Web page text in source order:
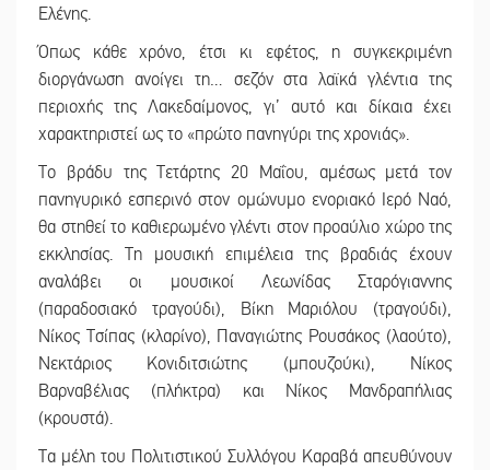
Ελένης.
Όπως κάθε χρόνο, έτσι κι εφέτος, η συγκεκριμένη
διοργάνωση ανοίγει τη… σεζόν στα λαϊκά γλέντια της
περιοχής της Λακεδαίμονος, γι’ αυτό και δίκαια έχει
χαρακτηριστεί ως το «πρώτο πανηγύρι της χρονιάς».
Το βράδυ της Τετάρτης 20 Μαΐου, αμέσως μετά τον
πανηγυρικό εσπερινό στον ομώνυμο ενοριακό Ιερό Ναό,
θα στηθεί το καθιερωμένο γλέντι στον προαύλιο χώρο της
εκκλησίας. Τη μουσική επιμέλεια της βραδιάς έχουν
αναλάβει οι μουσικοί Λεωνίδας Σταρόγιαννης
(παραδοσιακό τραγούδι), Βίκη Μαριόλου (τραγούδι),
Νίκος Τσίπας (κλαρίνο), Παναγιώτης Ρουσάκος (λαούτο),
Νεκτάριος Κονιδιτσιώτης (μπουζούκι), Νίκος
Βαρναβέλιας (πλήκτρα) και Νίκος Μανδραπήλιας
(κρουστά).
Τα μέλη του Πολιτιστικού Συλλόγου Καραβά απευθύνουν